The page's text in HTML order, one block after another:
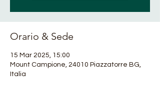
Orario & Sede
15 Mar 2025, 15:00
Mount Campione, 24010 Piazzatorre BG,
Italia